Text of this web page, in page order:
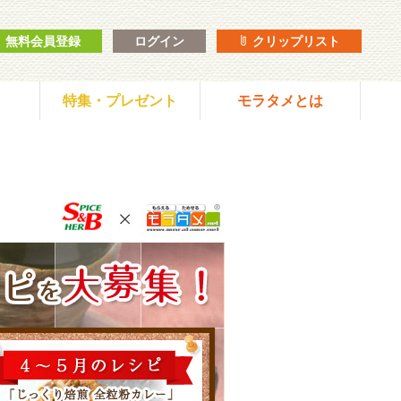
無料会員登録 ログイン クリップリスト
特集・プレゼント モラタメとは